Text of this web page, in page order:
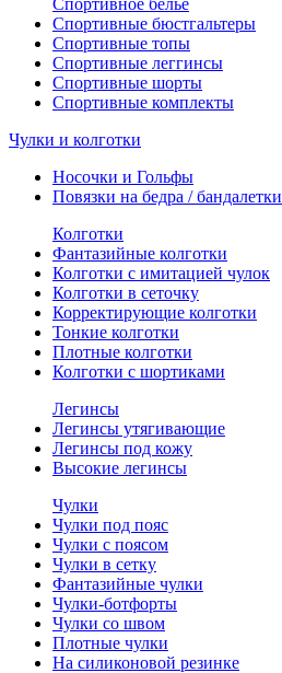
Спортивное белье
Спортивные бюстгальтеры
Спортивные топы
Спортивные леггинсы
Спортивные шорты
Спортивные комплекты
Чулки и колготки
Носочки и Гольфы
Повязки на бедра / бандалетки
Колготки
Фантазийные колготки
Колготки с имитацией чулок
Колготки в сеточку
Корректирующие колготки
Тонкие колготки
Плотные колготки
Колготки с шортиками
Легинсы
Легинсы утягивающие
Легинсы под кожу
Высокие легинсы
Чулки
Чулки под пояс
Чулки с поясом
Чулки в сетку
Фантазийные чулки
Чулки-ботфорты
Чулки со швом
Плотные чулки
На силиконовой резинке